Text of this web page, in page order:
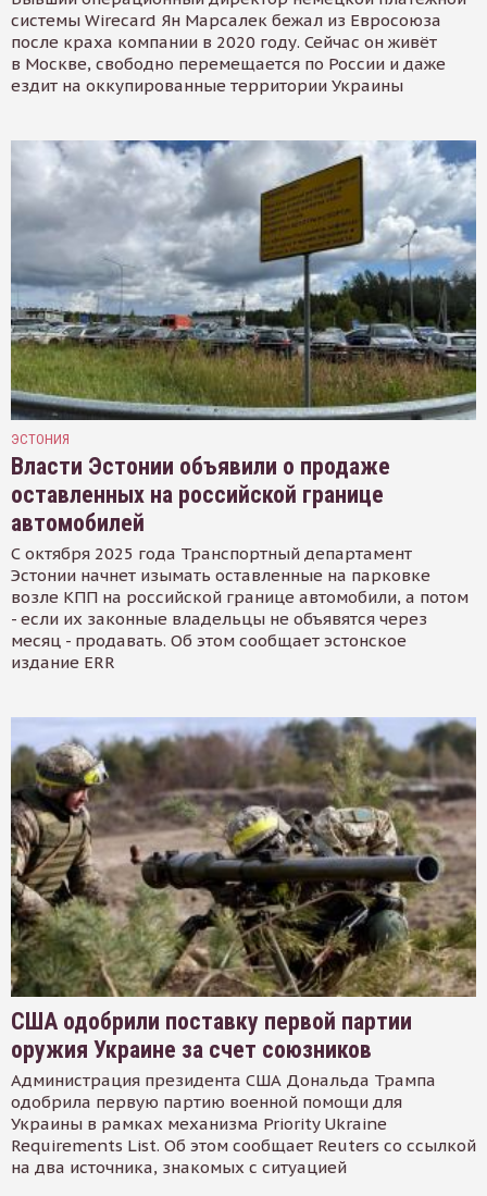
системы Wirecard Ян Марсалек бежал из Евросоюза
после краха компании в 2020 году. Сейчас он живёт
в Москве, свободно перемещается по России и даже
ездит на оккупированные территории Украины
ЭСТОНИЯ
Власти Эстонии объявили о продаже
оставленных на российской границе
автомобилей
С октября 2025 года Транспортный департамент
Эстонии начнет изымать оставленные на парковке
возле КПП на российской границе автомобили, а потом
- если их законные владельцы не объявятся через
месяц - продавать. Об этом сообщает эстонское
издание ERR
США одобрили поставку первой партии
оружия Украине за счет союзников
Администрация президента США Дональда Трампа
одобрила первую партию военной помощи для
Украины в рамках механизма Priority Ukraine
Requirements List. Об этом сообщает Reuters со ссылкой
на два источника, знакомых с ситуацией